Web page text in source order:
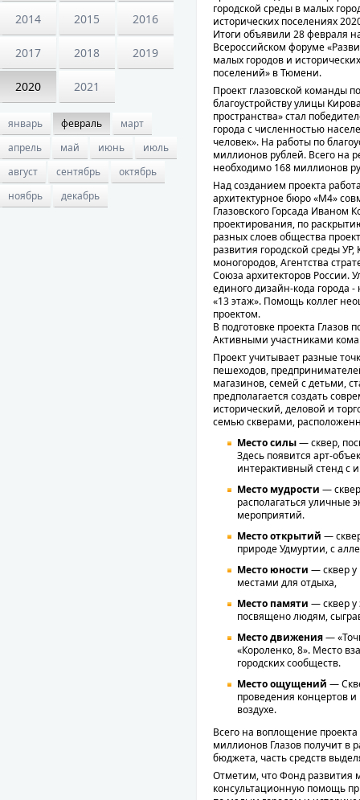
2014 2015 2016
2017 2018 2019
2020 2021
январь февраль
март
апрель
май июнь
июль
август
сентябрь
октябрь
ноябрь
декабрь
городской среды в малых
исторических поселениях
Итоги объявили 28 февраля
Всероссийском форуме
малых городов и исторических
поселений» в Тюмени.
Проект глазовской команды по
благоустройству улицы
пространства» стал
города с численностью
человек». На работы по
миллионов рублей. Всего на
необходимо 168 миллионов
Над созданием проекта
архитектурное бюро «М4»
Глазовского Горсада Иваном
проектирования, по
разных слоев общества
развития городской среды
моногородов, Агентства
Союза архитекторов России.
единого дизайн-кода города
«13 этаж». Помощь коллег
проектом.
В подготовке проекта Глазов
Активными участниками
Проект учитывает разные
пешеходов,
магазинов, семей с детьми,
предполагается создать
исторический, деловой и
семью скверами,
Место силы— сквер,
Здесь появится арт-
интерактивный стенд с
Место мудрости —
располагаться уличные
мероприятий.
Место открытий —
природе Удмуртии, с
Место юности — сквер
местами для отдыха,
Место памяти — сквер
посвящено людям,
Место движения—
«Короленко, 8». Место
городских сообществ.
Место ощущений —
проведения концертов
воздухе.
Всего на воплощение
миллионов Глазов получит в
бюджета, часть средств
Отметим, что Фонд развития
консультационную помощь